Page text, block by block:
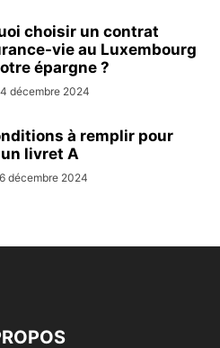
choisir un contrat
vie au Luxembourg
épargne ?
décembre 2024
à remplir pour
livret A
décembre 2024